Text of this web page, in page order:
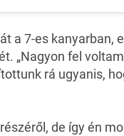
a 7-es kanyarban,
„Nagyon fel
rá ugyanis,
de így én